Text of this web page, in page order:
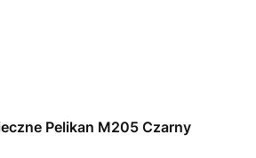
Pelikan M205 Czarny